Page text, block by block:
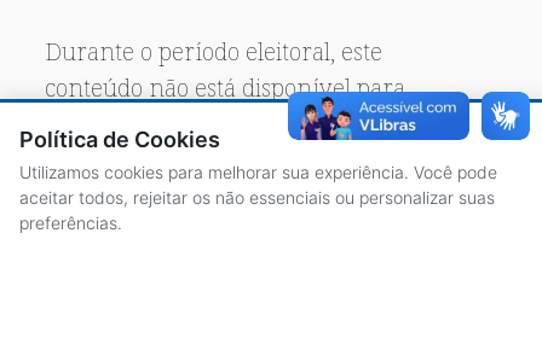
Durante o período eleitoral, este
conteúdo não está disponível para
acesso público.
Política de Cookies
Utilizamos cookies para melhorar sua experiência. Você pode
aceitar todos, rejeitar os não essenciais ou personalizar suas
preferências.